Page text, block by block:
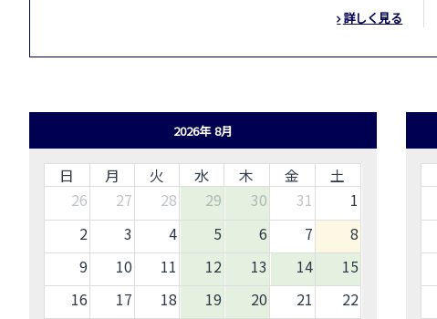
詳しく見る
2026年 8月
日 月 火 水 木 金
土
26
27 28 29 30 31
1
2
3 4 5 6 7
8
9
10 11 12 13 14
15
16
17 18 19 20 21
22